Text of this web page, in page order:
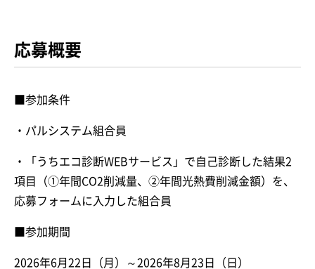
応募概要
■参加条件
・パルシステム組合員
・「うちエコ診断WEBサービス」で自己診断した結果2
項目（①年間CO2削減量、②年間光熱費削減金額）を、
応募フォームに入力した組合員
■参加期間
2026年6月22日（月）～2026年8月23日（日）